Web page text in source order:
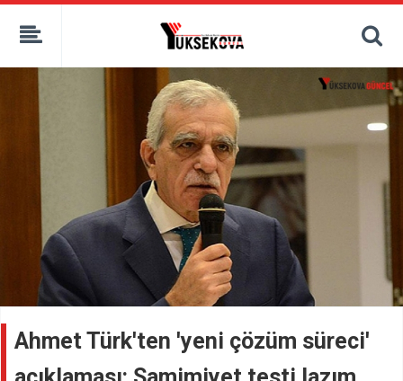
kaçak bahis
deneme bonusu
deneme bonusu veren siteler
Ahmet Türk'ten 'yeni çözüm süreci'